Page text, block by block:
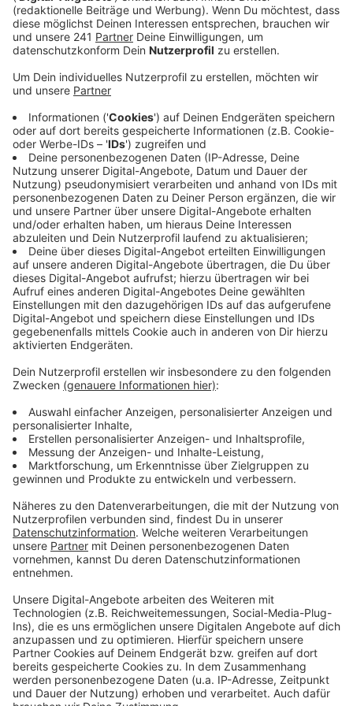
Anzeige
Die Nachfrage nach den Bayer 04-Sitzschalen läuft
gut, das berichtet der Verein. Er spricht von einer „sehr
hohen Nachfrage“, wollte aber noch keine konkrete
Zahl nennen. Vor ein paar Wochen hatte Bayer 04
bekannt gegeben, dass Bestuhlung in der BayArena
ausgetauscht werden soll. Mitglieder und Fans können
seitdem IHREN „ungeschlagen Meistersitz“ kaufen.
Die Demontage der alten Sitze soll Ende des Monats
beginnen. Die neuen Sitzplätze sollen aber weiter
schwarz und rot sein.
Anzeige
Weitere Meldungen aus Leverkusen
Anzeige
Eltern der Leverkusener Musikschule kritisieren die
Stadt
Wasserqualität in Leverkusen ist gut
Baustelle auf der Friedrich-Ebert-Straße
Anzeige
Anzeige